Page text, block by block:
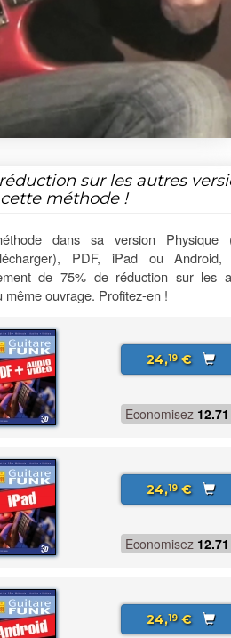
sur les autres
cette méthode !
dans sa version Physique
PDF, iPad ou Android,
de 75% de réduction sur les
même ouvrage. Profitez-en !
24,19€
Economisez 12.71
24,19€
Economisez 12.71
24,19€